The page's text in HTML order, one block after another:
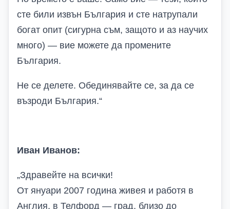
сте били извън България и сте натрупали
богат опит (сигурна съм, защото и аз научих
много) — вие можете да промените
България.
Не се делете. Обединявайте се, за да се
възроди България.“
Иван Иванов:
„Здравейте на всички!
От януари 2007 година живея и работя в
Англия, в Телфорд — град, близо до